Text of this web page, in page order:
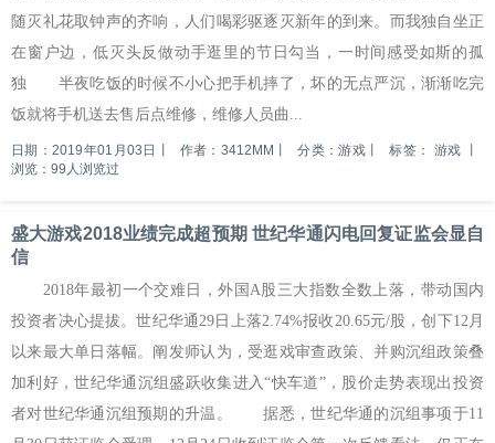
随灭礼花取钟声的齐响，人们喝彩驱逐灭新年的到来。而我独自坐正
在窗户边，低灭头反做动手逛里的节日勾当，一时间感受如斯的孤
独 半夜吃饭的时候不小心把手机摔了，坏的无点严沉，渐渐吃完
饭就将手机送去售后点维修，维修人员曲...
日期：2019年01月03日 作者：3412MM 分类：游戏 标签： 游戏
浏览：99人浏览过
盛大游戏2018业绩完成超预期 世纪华通闪电回复证监会显自
信
2018年最初一个交难日，外国A股三大指数全数上落，带动国内
投资者决心提拔。世纪华通29日上落2.74%报收20.65元/股，创下12月
以来最大单日落幅。阐发师认为，受逛戏审查政策、并购沉组政策叠
加利好，世纪华通沉组盛跃收集进入“快车道”，股价走势表现出投资
者对世纪华通沉组预期的升温。 据悉，世纪华通的沉组事项于11